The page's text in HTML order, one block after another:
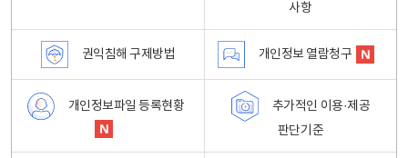
사항
권익침해 구제방법 개인정보 열람청구
개인정보파일 등록현황
추가적인 이용·제공
판단기준